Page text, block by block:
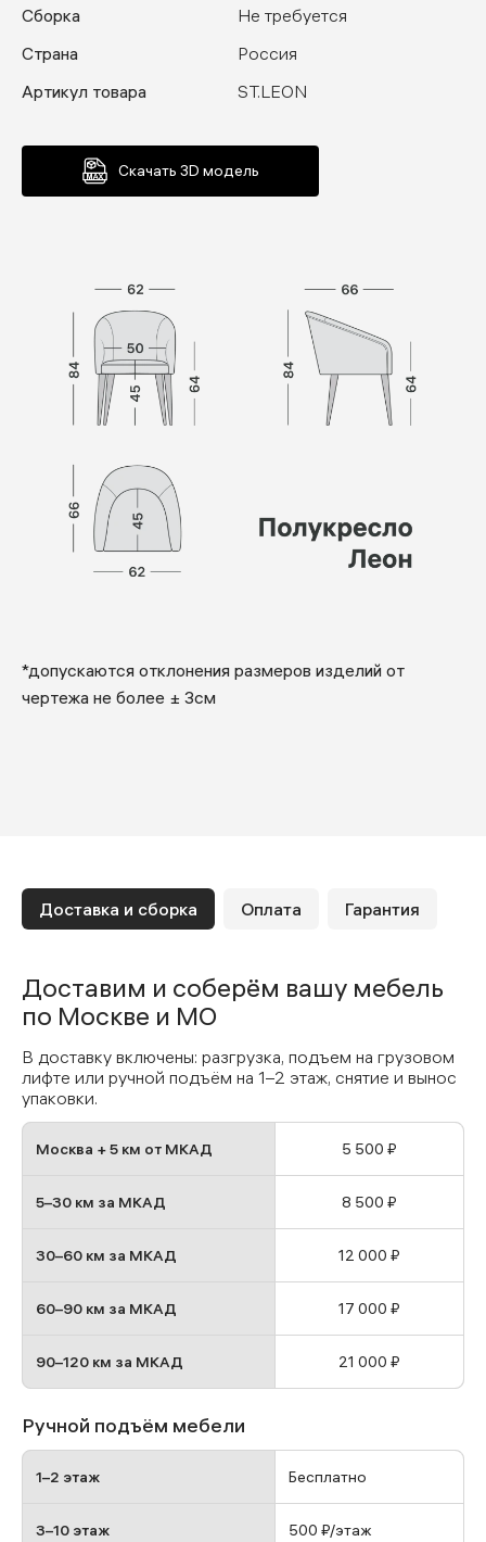
Сборка
Не требуется
Страна
Россия
Артикул товара
ST.LEON
Скачать 3D модель
*допускаются отклонения размеров изделий от
чертежа не более ± 3см
Доставка и сборка Оплата Гарантия
Доставим и соберём вашу мебель
по Москве и МО
В доставку включены: разгрузка, подъем на грузовом
лифте или ручной подъём на 1–2 этаж, снятие и вынос
упаковки.
Москва + 5 км от МКАД
5–30 км за МКАД
30–60 км за МКАД
60–90 км за МКАД
90–120 км за МКАД
5 500 ₽
8 500 ₽
12 000 ₽
17 000 ₽
21 000 ₽
Ручной подъём мебели
1–2 этаж
3–10 этаж
Бесплатно
500 ₽/этаж